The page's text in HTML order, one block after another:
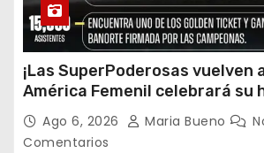
¡Las SuperPoderosas vuelven
América Femenil celebrará su
triplete con una auténtica
Azul
Ago 6, 2026 Maria Bueno
Comentarios